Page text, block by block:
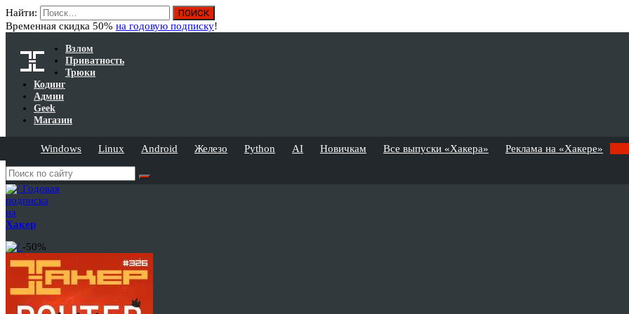
Найти:
Временная скидка 50% на годовую подписку!
Взлом
Приватность
Трюки
Кодинг
Админ
Geek
Магазин
Windows Linux Android Железо Python AI Новичкам Все выпуски «Хакера» Реклама на «Хакере»
Годовая
подписка
на
Хакер
-50%